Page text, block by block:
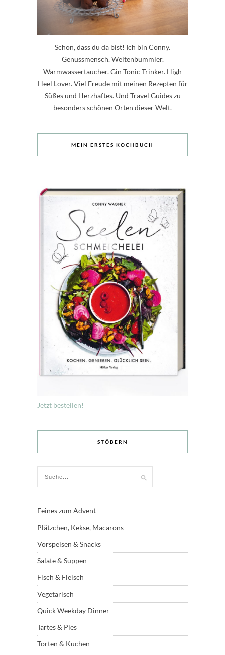
Schön, dass du da bist! Ich bin Conny.
Genussmensch. Weltenbummler.
Warmwassertaucher. Gin Tonic Trinker. High
Heel Lover. Viel Freude mit meinen Rezepten für
Süßes und Herzhaftes. Und Travel Guides zu
besonders schönen Orten dieser Welt.
MEIN ERSTES KOCHBUCH
Jetzt bestellen!
STÖBERN
Feines zum Advent
Plätzchen, Kekse, Macarons
Vorspeisen & Snacks
Salate & Suppen
Fisch & Fleisch
Vegetarisch
Quick Weekday Dinner
Tartes & Pies
Torten & Kuchen